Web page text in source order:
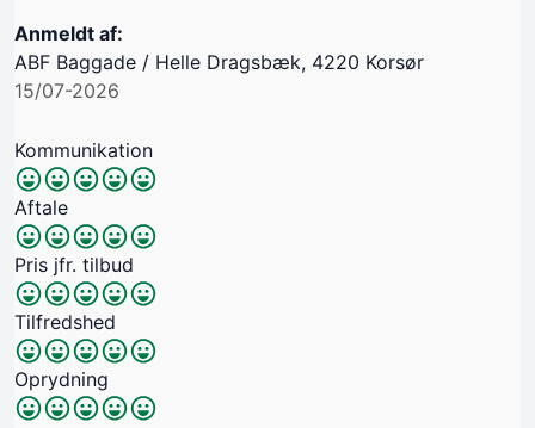
Anmeldt af:
ABF Baggade / Helle Dragsbæk, 4220 Korsør
15/07-2026
Kommunikation
Aftale
Pris jfr. tilbud
Tilfredshed
Oprydning